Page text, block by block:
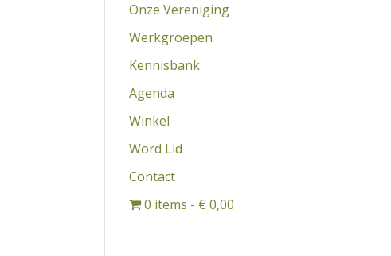
Onze Vereniging
Werkgroepen
Kennisbank
Agenda
Winkel
Word Lid
Contact
0 items
€ 0,00